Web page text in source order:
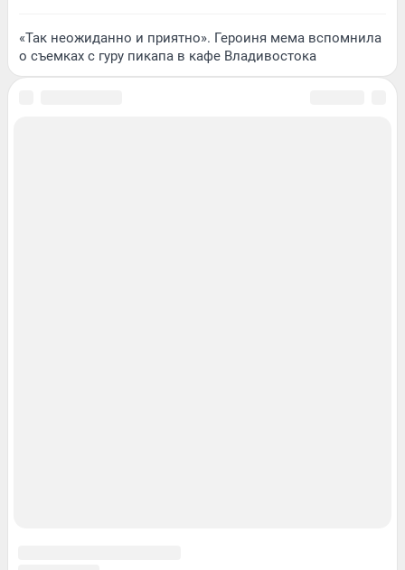
«Так неожиданно и приятно». Героиня мема вспомнила
о съемках с гуру пикапа в кафе Владивостока